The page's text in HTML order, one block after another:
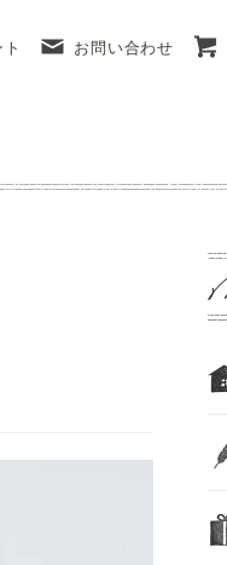
お問い合わせ